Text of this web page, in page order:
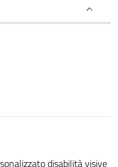
disabilità visive